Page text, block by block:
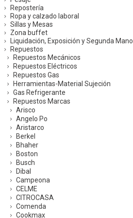
Repostería
Ropa y calzado laboral
Sillas y Mesas
Zona buffet
Liquidación, Exposición y Segunda Mano
Repuestos
Repuestos Mecánicos
Repuestos Eléctricos
Repuestos Gas
Herramientas-Material Sujeción
Gas Refrigerante
Repuestos Marcas
Arisco
Angelo Po
Aristarco
Berkel
Bhaher
Boston
Busch
Dibal
Campeona
CELME
CITROCASA
Comenda
Cookmax